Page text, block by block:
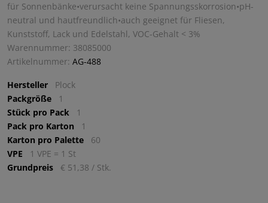
für Sonnenbänke•verursacht keine Spannungsskorrosion•pH-
neutral und hautfreundlich•auch geeignet für Fliesen,
Kunststoff, Lack und Edelstahl, VOC-Gehalt < 3%
Warennummer: 38085000
Artikelnummer: AG-488
Hersteller
Plock
Packgröße
1
Stück pro Pack
1
Pack pro Karton
1
Karton pro Palette
60
VPE
1 VPE = 1 St
Grundpreis
€ 51,38 / Stk.